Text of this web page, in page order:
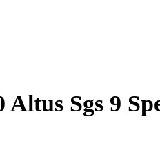
Sgs 9